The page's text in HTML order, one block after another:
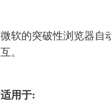
微软的突破性浏览器自
互。
适用于: